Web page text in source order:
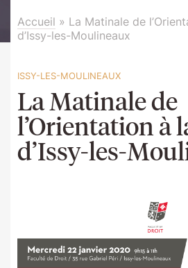
Accueil » La Matinale de
d’Issy-les-Moulineaux
ISSY-LES-MOULINEAUX
La Matinale de
l’Orientation à
d’Issy-les-